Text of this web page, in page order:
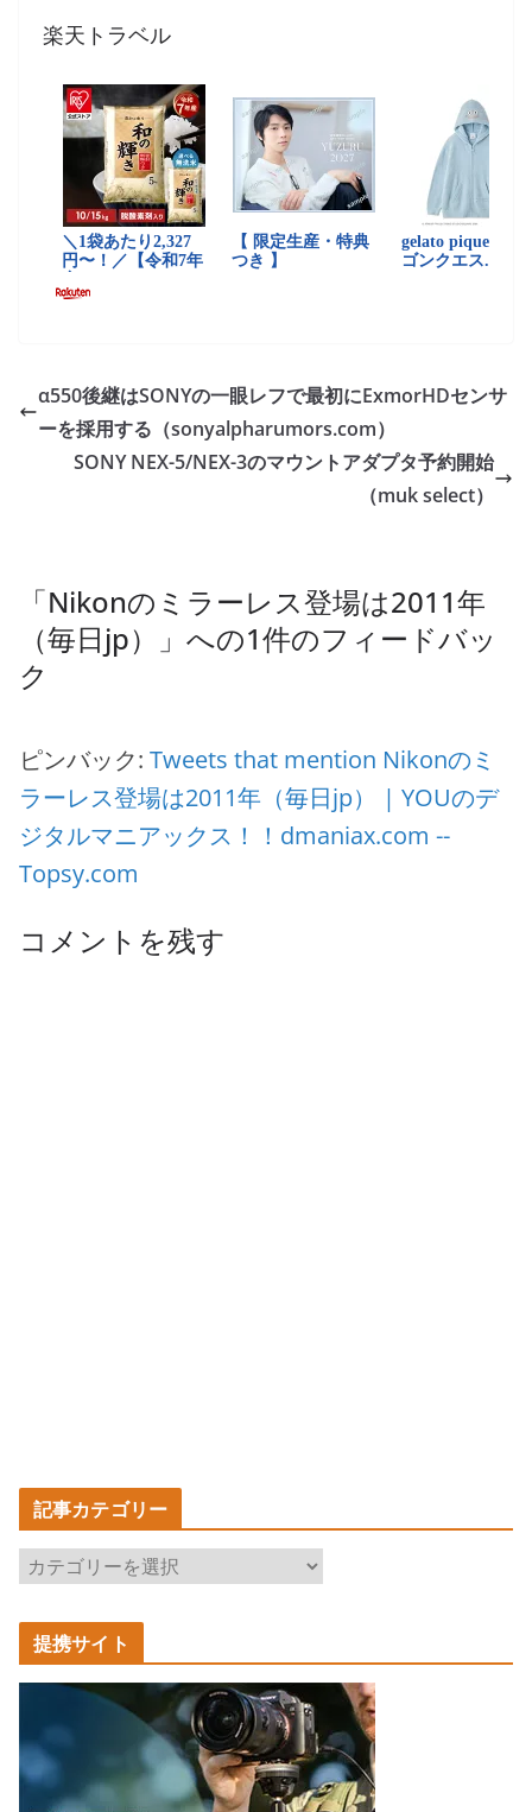
楽天トラベル
α550後継はSONYの一眼レフで最初にExmorHDセンサ
ーを採用する（sonyalpharumors.com）
SONY NEX-5/NEX-3のマウントアダプタ予約開始
（muk select）
「Nikonのミラーレス登場は2011年
（毎日jp）
」への1件のフィードバッ
ク
ピンバック: Tweets that mention Nikonのミ
ラーレス登場は2011年（毎日jp） | YOUのデ
ジタルマニアックス！！dmaniax.com --
Topsy.com
コメントを残す
記事カテゴリー
記
事
カ
テ
ゴ
ー
提携サイト